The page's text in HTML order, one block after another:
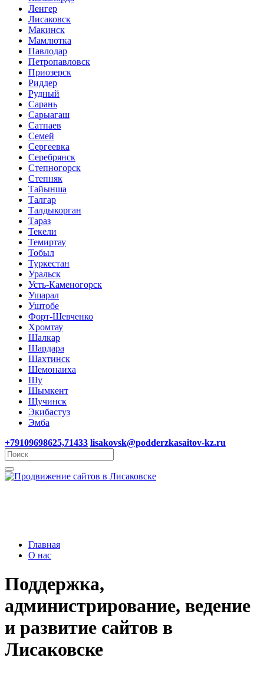
Ленгер
Лисаковск
Макинск
Мамлютка
Павлодар
Петропавловск
Приозерск
Риддер
Рудный
Сарань
Сарыагаш
Сатпаев
Семей
Сергеевка
Серебрянск
Степногорск
Степняк
Тайынша
Талгар
Талдыкорган
Тараз
Текели
Темиртау
Тобыл
Туркестан
Уральск
Усть-Каменогорск
Ушарал
Уштобе
Форт-Шевченко
Хромтау
Шалкар
Шардара
Шахтинск
Шемонаиха
Шу
Шымкент
Щучинск
Экибастуз
Эмба
+79109698625,71433 lisakovsk@podderzkasaitov-kz.ru
Главная
О нас
Поддержка,
администрирование, ведение
и развитие сайтов в
Лисаковске